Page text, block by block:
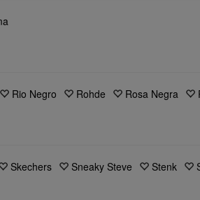
Rio Negro Rohde Rosa Negra
Skechers Sneaky Steve Stenk